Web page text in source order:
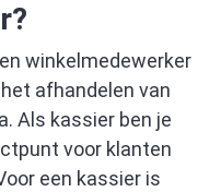
winkelmedewerker
afhandelen van
Als kassier ben je
voor klanten
een kassier is